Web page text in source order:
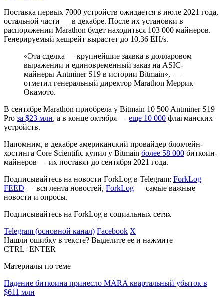
Поставка первых 7000 устройств ожидается в июле 2021 года,
остальной части — в декабре. После их установки в
распоряжении Marathon будет находиться 103 000 майнеров.
Генерируемый хешрейт вырастет до 10,36 EH/s.
«Эта сделка — крупнейшие заявка в долларовом
выражении и единовременный заказ на ASIC-
майнеры Antminer S19 в истории Bitmain», —
отметил генеральный директор Marathon Меррик
Окамото.
В сентябре Marathon приобрела у Bitmain 10 500 Antminer S19
Pro за $23 млн, а в конце октября — еще 10 000 флагманских
устройств.
Напомним, в декабре американский провайдер блокчейн-
хостинга Core Scientific купил у Bitmain более 58 000 биткоин-
майнеров — их поставят до сентября 2021 года.
Подписывайтесь на новости ForkLog в Telegram: ForkLog
FEED — вся лента новостей, ForkLog — самые важные
новости и опросы.
Подписывайтесь на ForkLog в социальных сетях
Telegram (основной канал) Facebook X
Нашли ошибку в тексте? Выделите ее и нажмите
CTRL+ENTER
Материалы по теме
Падение биткоина принесло MARA квартальный убыток в
$611 млн